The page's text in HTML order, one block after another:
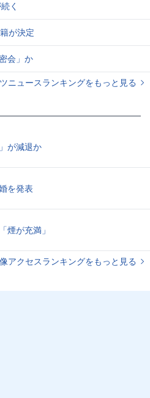
く
が決定
会」か
ニュースランキングをもっと見る
が減退か
を発表
煙が充満」
アクセスランキングをもっと見る